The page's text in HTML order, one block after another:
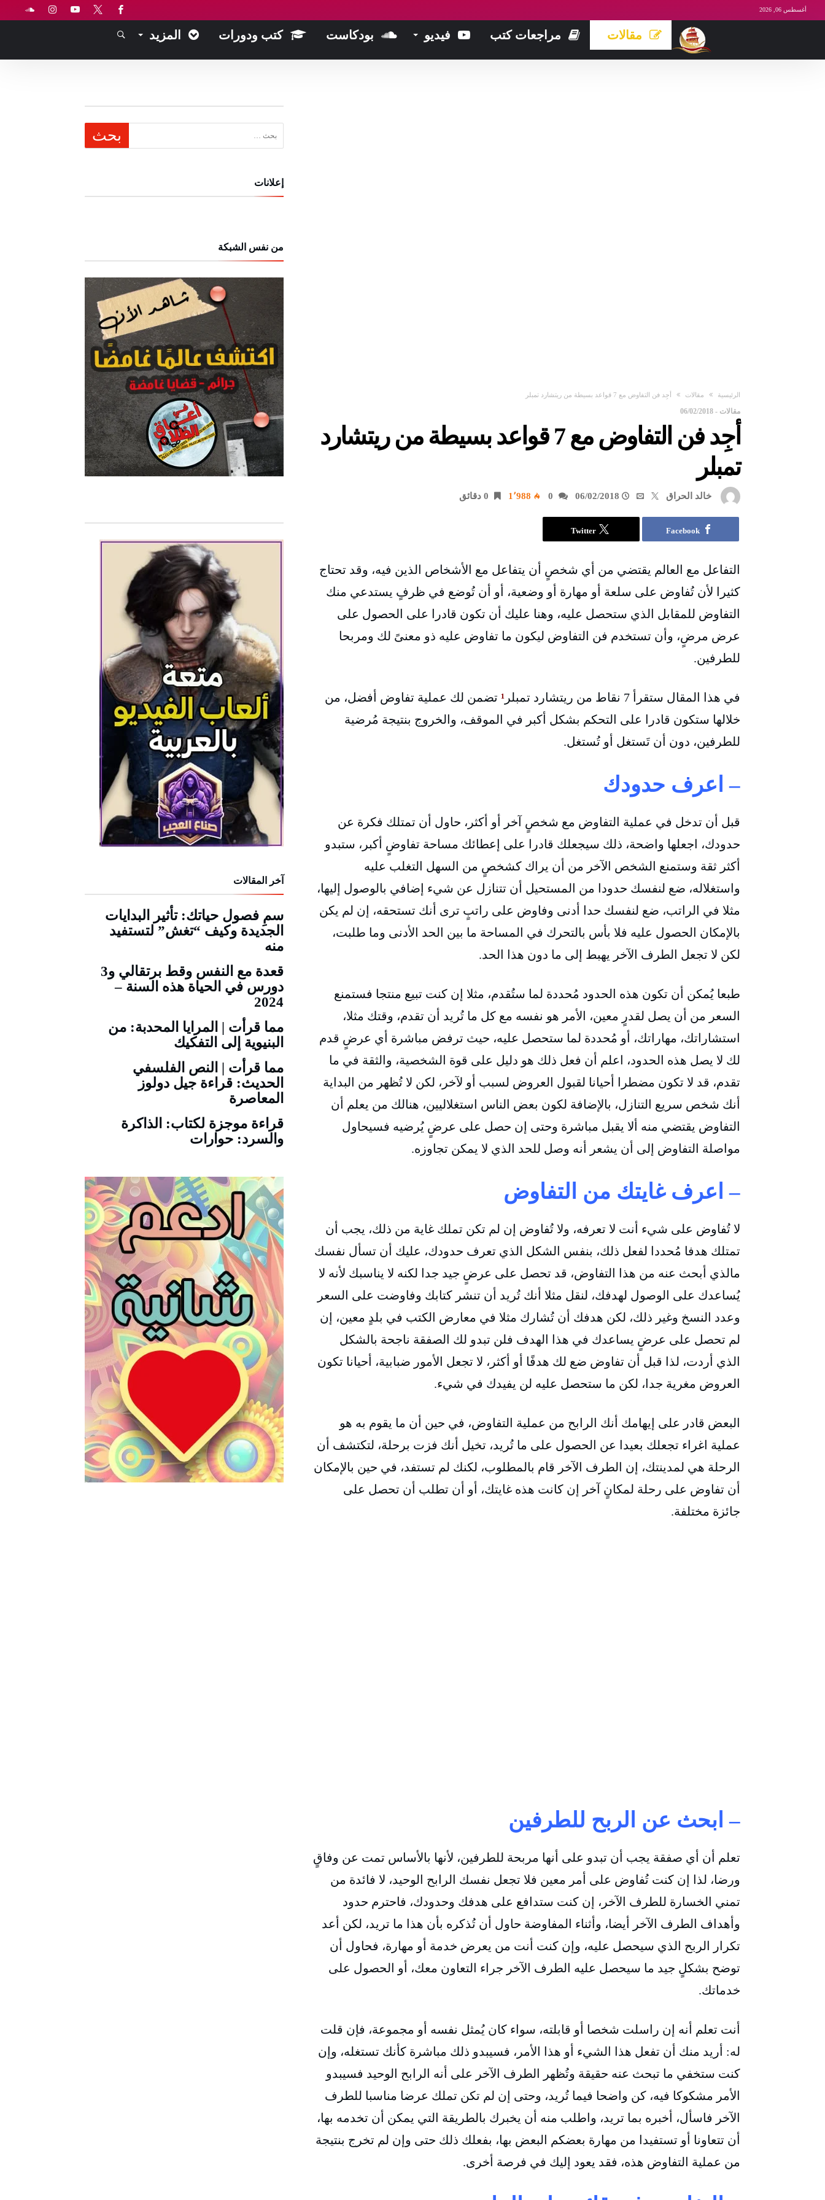
أغسطس 06, 2026
مقالات مراجعات كتب فيديو بودكاست كتب ودورات المزيد
‫الرئيسية‬ مقالات أجِد فن التفاوض مع 7 قواعد بسيطة من ريتشارد تمبلر
مقالات -
06/02/2018
أجِد فن التفاوض مع 7 قواعد بسيطة من ريتشارد
تمبلر
خالد الحراق 06/02/2018 1٬988 0 ‫دقائق‬
Facebook
Twitter
التفاعل مع العالم يقتضي من أي شخصٍ أن يتفاعل مع الأشخاص الذين فيه، وقد تحتاج
كثيرا لأن تُفاوض على سلعة أو مهارة أو وضعية، أو أن تُوضع في ظرفٍ يستدعي منك
التفاوض للمقابل الذي ستحصل عليه، وهنا عليك أن تكون قادرا على الحصول على
عرض مرضٍ، وأن تستخدم فن التفاوض ليكون ما تفاوض عليه ذو معنىً لك ومربحا
للطرفين.
في هذا المقال ستقرأ 7 نقاط من ريتشارد تمبلر ¹ تضمن لك عملية تفاوض أفضل، من
خلالها ستكون قادرا على التحكم بشكل أكبر في الموقف، والخروج بنتيجة مُرضية
للطرفين، دون أن تَستغل أو تُستغل.
– اعرف حدودك
قبل أن تدخل في عملية التفاوض مع شخصٍ آخر أو أكثر، حاول أن تمتلك فكرة عن
حدودك، اجعلها واضحة، ذلك سيجعلك قادرا على إعطائك مساحة تفاوضٍ أكبر، ستبدو
أكثر ثقة وستمنع الشخص الآخر من أن يراك كشخصٍ من السهل التغلب عليه
واستغلاله، ضع لنفسك حدودا من المستحيل أن تتنازل عن شيء إضافي بالوصول إليها،
مثلا في الراتب، ضع لنفسك حدا أدنى وفاوض على راتبٍ ترى أنك تستحقه، إن لم يكن
بالإمكان الحصول عليه فلا بأس بالتحرك في المساحة ما بين الحد الأدنى وما طلبت،
لكن لا تجعل الطرف الآخر يهبط إلى ما دون هذا الحد.
طبعا يُمكن أن تكون هذه الحدود مُحددة لما ستُقدم، مثلا إن كنت تبيع منتجا فستمنع
السعر من أن يصل لقدرٍ معين، الأمر هو نفسه مع كل ما تُريد أن تقدم، وقتك مثلا،
استشاراتك، مهاراتك، أو مُحددة لما ستحصل عليه، حيث ترفض مباشرة أي عرضٍ قدم
لك لا يصل هذه الحدود، اعلم أن فعل ذلك هو دليل على قوة الشخصية، والثقة في ما
تقدم، قد لا تكون مضطرا أحيانا لقبول العروض لسبب أو لآخر، لكن لا تُظهر من البداية
أنك شخص سريع التنازل، بالإضافة لكون بعض الناس استغلاليين، هنالك من يعلم أن
التفاوض يقتضي منه ألا يقبل مباشرة وحتى إن حصل على عرضٍ يُرضيه فسيحاول
مواصلة التفاوض إلى أن يشعر أنه وصل للحد الذي لا يمكن تجاوزه.
– اعرف غايتك من التفاوض
لا تُفاوض على شيء أنت لا تعرفه، ولا تُفاوض إن لم تكن تملك غاية من ذلك، يجب أن
تمتلك هدفا مُحددا لفعل ذلك، بنفس الشكل الذي تعرف حدودك، عليك أن تسأل نفسك
مالذي أبحث عنه من هذا التفاوض، قد تحصل على عرضٍ جيد جدا لكنه لا يناسبك لأنه لا
يُساعدك على الوصول لهدفك، لنقل مثلا أنك تُريد أن تنشر كتابك وفاوضت على السعر
وعدد النسخ وغير ذلك، لكن هدفك أن تُشارك مثلا في معارض الكتب في بلدٍ معين، إن
لم تحصل على عرضٍ يساعدك في هذا الهدف فلن تبدو لك الصفقة ناجحة بالشكل
الذي أردت، لذا قبل أن تفاوض ضع لك هدفًا أو أكثر، لا تجعل الأمور ضبابية، أحيانا تكون
العروض مغرية جدا، لكن ما ستحصل عليه لن يفيدك في شيء.
البعض قادر على إيهامك أنك الرابح من عملية التفاوض، في حين أن ما يقوم به هو
عملية اغراء تجعلك بعيدا عن الحصول على ما تُريد، تخيل أنك فزت برحلة، لتكتشف أن
الرحلة هي لمدينتك، إن الطرف الآخر قام بالمطلوب، لكنك لم تستفد، في حين بالإمكان
أن تفاوض على رحلة لمكانٍ آخر إن كانت هذه غايتك، أو أن تطلب أن تحصل على
جائزة مختلفة.
– ابحث عن الربح للطرفين
تعلم أن أي صفقة يجب أن تبدو على أنها مربحة للطرفين، لأنها بالأساس تمت عن وفاقٍ
ورضا، لذا إن كنت تُفاوض على أمر معين فلا تجعل نفسك الرابح الوحيد، لا فائدة من
تمني الخسارة للطرف الآخر، إن كنت ستدافع على هدفك وحدودك، فاحترم حدود
وأهداف الطرف الآخر أيضا، وأثناء المفاوضة حاول أن تُذكره بأن هذا ما تريد، لكن أعد
تكرار الربح الذي سيحصل عليه، وإن كنت أنت من يعرض خدمة أو مهارة، فحاول أن
توضح بشكلٍ جيد ما سيحصل عليه الطرف الآخر جراء التعاون معك، أو الحصول على
خدماتك.
أنت تعلم أنه إن راسلت شخصا أو قابلته، سواء كان يُمثل نفسه أو مجموعة، فإن قلت
له: أريد منك أن تفعل هذا الشيء أو هذا الأمر، فسيبدو ذلك مباشرة كأنك تستغله، وإن
كنت ستخفي ما تبحث عنه حقيقة وتُظهر الطرف الآخر على أنه الرابح الوحيد فسيبدو
الأمر مشكوكا فيه، كن واضحا فيما تُريد، وحتى إن لم تكن تملك عرضا مناسبا للطرف
الآخر فاسأل، أخبره بما تريد، واطلب منه أن يخبرك بالطريقة التي يمكن أن تخدمه بها،
أن تتعاونا أو تستفيدا من مهارة بعضكم البعض بها، بفعلك ذلك حتى وإن لم تخرج بنتيجة
من عملية التفاوض هذه، فقد يعود إليك في فرصة أخرى.
البحث عن:
إعلانات
من نفس الشبكة
آخر المقالات
سمِ فصول حياتك: تأثير البدايات
الجديدة وكيف “تغش” لتستفيد
منه
قعدة مع النفس وقط برتقالي و3
دورس في الحياة هذه السنة –
2024
مما قرأت | المرايا المحدبة: من
البنيوية إلى التفكيك
مما قرأت | النص الفلسفي
الحديث: قراءة جيل دولوز
المعاصرة
قراءة موجزة لكتاب: الذاكرة
والسرد: حوارات